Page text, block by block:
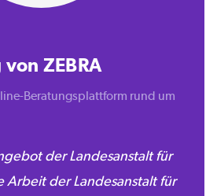
ZEBRA
Beratungsplattform rund um
der Landesanstalt für
Arbeit der Landesanstalt für